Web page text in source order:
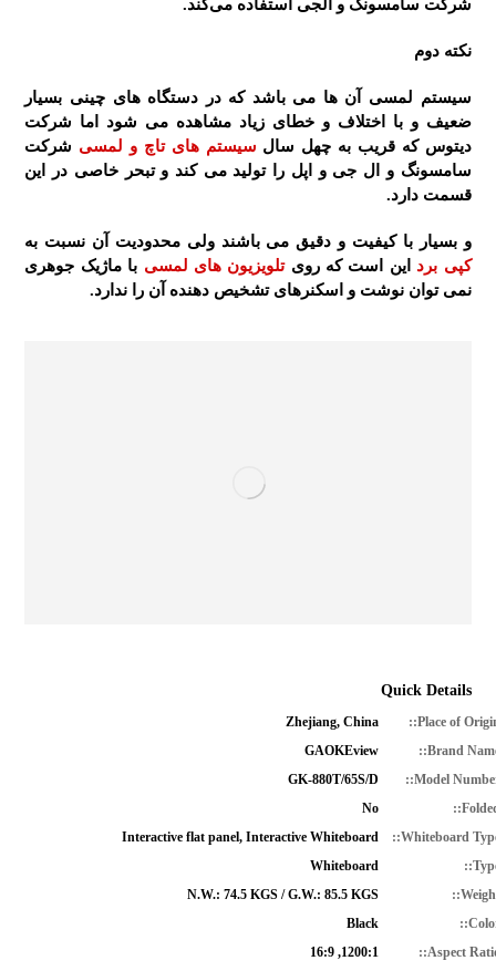
شرکت سامسونگ و الجی استفاده می‌کند.
نکته دوم
سیستم لمسی آن ها می باشد که در دستگاه های چینی بسیار
ضعیف و با اختلاف و خطای زیاد مشاهده می شود اما شرکت
دیتوس که قریب به چهل سال سیستم های تاچ و لمسی شرکت
سامسونگ و ال جی و اپل را تولید می کند و تبحر خاصی در این
قسمت دارد.
و بسیار با کیفیت و دقیق می باشند ولی محدودیت آن نسبت به
کپی برد این است که رویتلویزیون های لمسی با ماژیک جوهری
نمی توان نوشت و اسکنرهای تشخیص دهنده آن را ندارد.
Quick Details
Place of
Zhejiang, China
Brand
GAOKEview
Model
GK-880T/65S/D
No
Whiteboard
Interactive flat panel, Interactive Whiteboard
Whiteboard
N.W.: 74.5 KGS / G.W.: 85.5 KGS
Black
Aspect
1200:1, 16:9